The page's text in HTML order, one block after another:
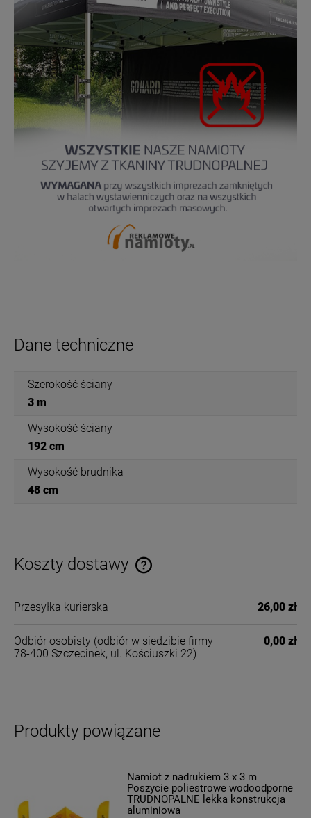
Dane techniczne
Szerokość ściany
3 m
Wysokość ściany
192 cm
Wysokość brudnika
48 cm
Koszty dostawy
Cena nie zawiera ewentualnych kosztów płatności
Przesyłka kurierska 26,00 zł
Odbiór osobisty (odbiór w siedzibie firmy
78-400 Szczecinek, ul. Kościuszki 22)
0,00 zł
Produkty powiązane
Namiot z nadrukiem 3 x 3 m
Poszycie poliestrowe wodoodporne
TRUDNOPALNE lekka konstrukcja
aluminiowa